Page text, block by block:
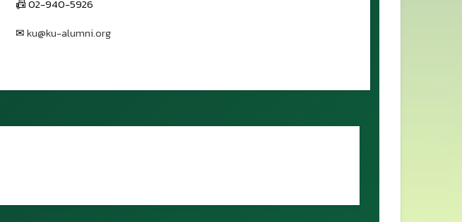
📠 02-940-5926
✉ku@ku-alumni.org